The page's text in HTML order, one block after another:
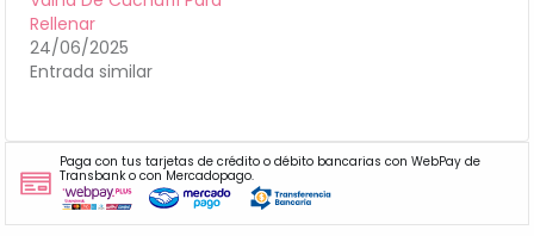
Rellenar
24/06/2025
Entrada similar
Paga con tus tarjetas de crédito o débito bancarias con WebPay de
Transbank o con Mercadopago.